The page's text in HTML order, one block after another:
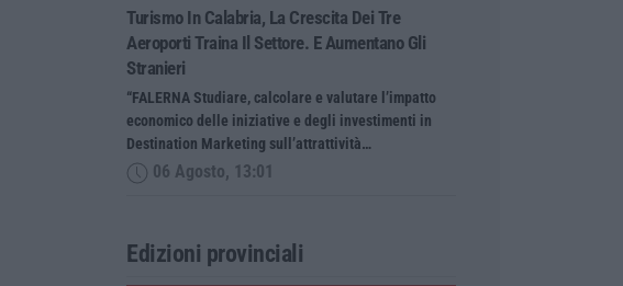
Turismo In Calabria, La Crescita Dei Tre
Aeroporti Traina Il Settore. E Aumentano Gli
Stranieri
“FALERNA Studiare, calcolare e valutare l’impatto
economico delle iniziative e degli investimenti in
Destination Marketing sull’attrattività…
06 Agosto, 13:01
Edizioni provinciali